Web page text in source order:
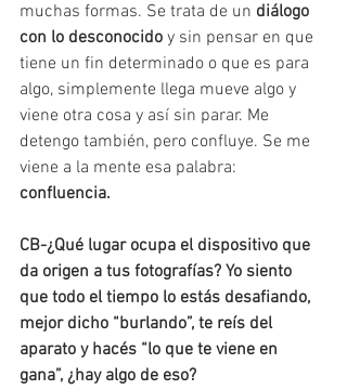
muchas formas. Se trata de un diálogo
con lo desconocido y sin pensar en que
tiene un fin determinado o que es para
algo, simplemente llega mueve algo y
viene otra cosa y así sin parar. Me
detengo también, pero confluye. Se me
viene a la mente esa palabra:
confluencia.
CB-¿Qué lugar ocupa el dispositivo que
da origen a tus fotografías? Yo siento
que todo el tiempo lo estás desafiando,
mejor dicho “burlando”, te reís del
aparato y hacés “lo que te viene en
gana”, ¿hay algo de eso?